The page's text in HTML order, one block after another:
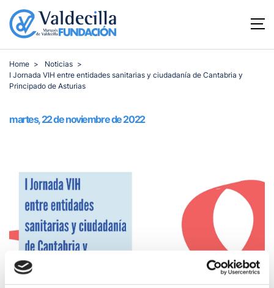
Home
Noticias
I Jornada VIH entre entidades sanitarias y ciudadanía de Cantabria y
Principado de Asturias
martes, 22 de noviembre de 2022